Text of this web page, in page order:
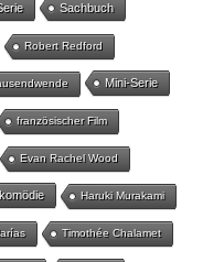
Sachbuch
Robert Redford
Mini-Serie
französischer Film
Evan Rachel Wood
Haruki Murakami
Timothée Chalamet